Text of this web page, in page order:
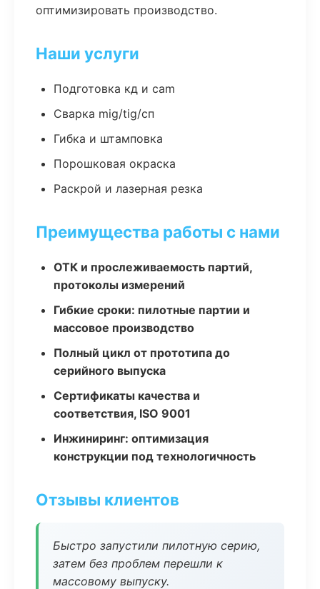
оптимизировать производство.
Наши услуги
Подготовка кд и cam
Сварка mig/tig/сп
Гибка и штамповка
Порошковая окраска
Раскрой и лазерная резка
Преимущества работы с нами
ОТК и прослеживаемость партий,
протоколы измерений
Гибкие сроки: пилотные партии и
массовое производство
Полный цикл от прототипа до
серийного выпуска
Сертификаты качества и
соответствия, ISO 9001
Инжиниринг: оптимизация
конструкции под технологичность
Отзывы клиентов
Быстро запустили пилотную серию,
затем без проблем перешли к
массовому выпуску.